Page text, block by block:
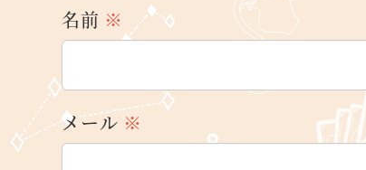
名前 ※
メール ※